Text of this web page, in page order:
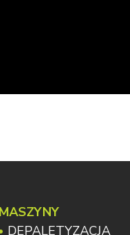
MASZYNY
DEPALETYZACJA